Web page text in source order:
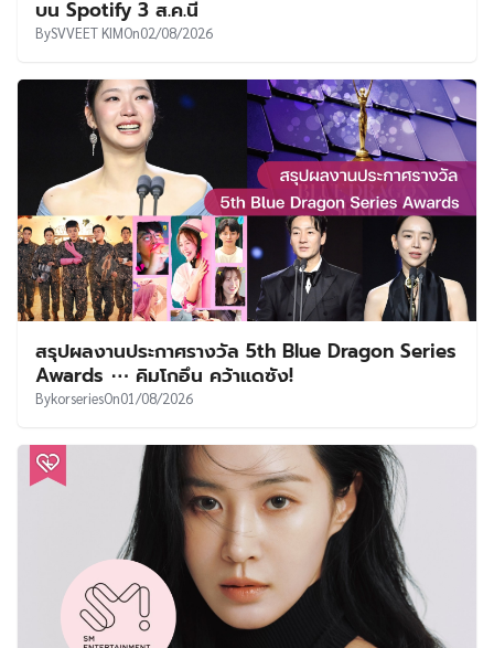
บน Spotify 3 ส.ค.นี้
BySVVEET KIMOn02/08/2026
สรุปผลงานประกาศรางวัล 5th Blue Dragon Series
Awards ⋯ คิมโกอึน คว้าแดซัง!
BykorseriesOn01/08/2026